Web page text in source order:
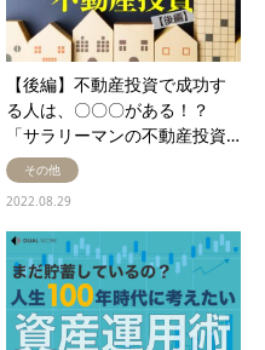
【後編】不動産投資で成功す
る人は、〇〇〇がある！？
「サラリーマンの不動産投資…
その他
2022.08.29